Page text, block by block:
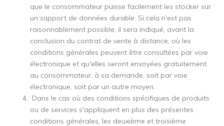
que le consommateur puisse facilement les stocker sur
un support de données durable. Si cela n'est pas
raisonnablement possible, il sera indiqué, avant la
conclusion du contrat de vente à distance, où les
conditions générales peuvent être consultées par voie
électronique et qu'elles seront envoyées gratuitement
au consommateur, à sa demande, soit par voie
électronique, soit par un autre moyen.
Dans le cas où des conditions spécifiques de produits
ou de services s'appliquent en plus des présentes
conditions générales, les deuxième et troisième